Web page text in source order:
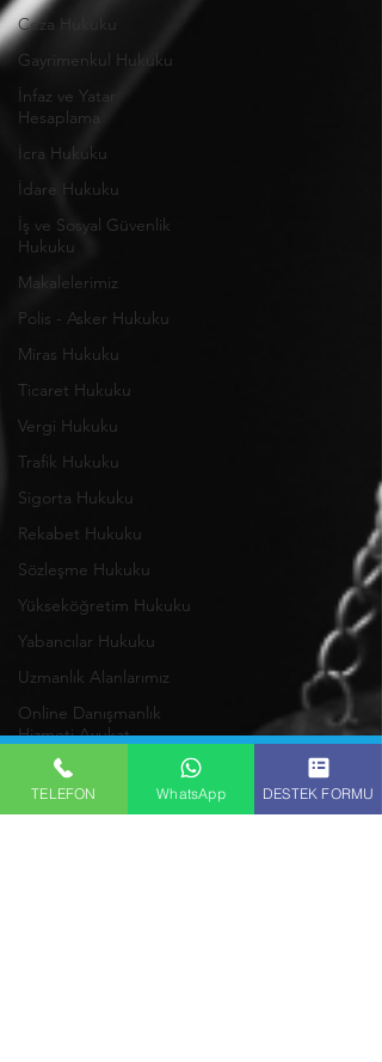
Ceza Hukuku
Gayrimenkul Hukuku
İnfaz ve Yatar
Hesaplama
İcra Hukuku
İdare Hukuku
İş ve Sosyal Güvenlik
Hukuku
Makalelerimiz
Polis - Asker Hukuku
Miras Hukuku
Ticaret Hukuku
Vergi Hukuku
Trafik Hukuku
Sigorta Hukuku
Rekabet Hukuku
Sözleşme Hukuku
Yükseköğretim Hukuku
Yabancılar Hukuku
Uzmanlık Alanlarımız
Online Danışmanlık
Hizmeti Avukat
Ankara Bilişim
TELEFON WhatsApp DESTEK FORMU